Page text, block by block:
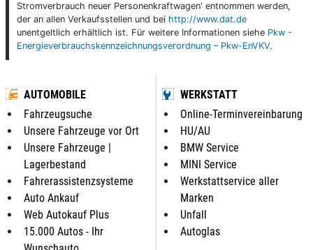
Stromverbrauch neuer Personenkraftwagen' entnommen werden,
der an allen Verkaufsstellen und bei http://www.dat.de
unentgeltlich erhältlich ist. Für weitere Informationen siehe Pkw -
Energieverbrauchskennzeichnungsverordnung – Pkw-EnVKV.
AUTOMOBILE
Fahrzeugsuche
Unsere Fahrzeuge vor Ort
Unsere Fahrzeuge |
Lagerbestand
Fahrerassistenzsysteme
Auto Ankauf
Web Autokauf Plus
15.000 Autos - Ihr
WERKSTATT
Online-Terminvereinbarung
HU/AU
BMW Service
MINI Service
Werkstattservice aller
Marken
Unfall
Autoglas